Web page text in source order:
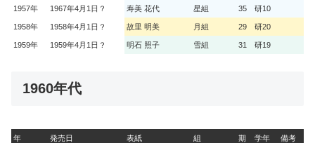
1957年 1967年4月1日？ 寿美 花代 星組 35 研10
1958年 1958年4月1日？ 故里 明美 月組 29 研20
1959年 1959年4月1日？ 明石 照子 雪組 31 研19
1960年代
年 発売日 表紙 組 期 学年 備考